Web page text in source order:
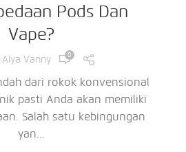
Pods Dan
Vape?
Alya Vanny 0
dari rokok konvensional
pasti Anda akan memiliki
Salah satu kebingungan
yan...